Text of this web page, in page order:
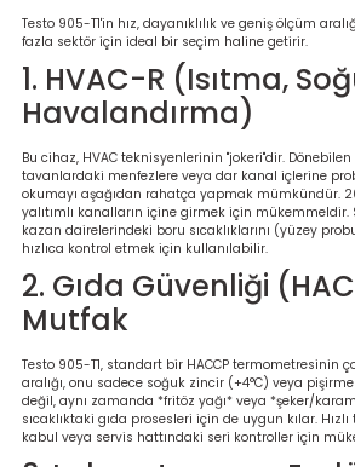
Testo 905-T1'in hız, dayanıklılık ve geniş ölçüm
fazla sektör için ideal bir seçim haline getirir.
1. HVAC-R (Isıtma,
Havalandırma)
Bu cihaz, HVAC teknisyenlerinin "jokeri"dir.
tavanlardaki menfezlere veya dar kanal içlerine
okumayı aşağıdan rahatça yapmak mümkündür.
yalıtımlı kanalların içine girmek için mükemmeldir.
kazan dairelerindeki boru sıcaklıklarını (yüzey
hızlıca kontrol etmek için kullanılabilir.
2. Gıda Güvenliği
Mutfak
Testo 905-T1, standart bir HACCP termometresinin
aralığı, onu sadece soğuk zincir (+4°C) veya
değil, aynı zamanda *fritöz yağı* veya *şeker/
sıcaklıktaki gıda prosesleri için de uygun kılar.
kabul veya servis hattındaki seri kontroller için